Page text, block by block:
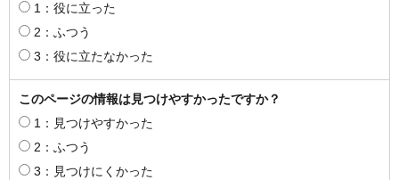
1：役に立った
2：ふつう
3：役に立たなかった
このページの情報は見つけやすかったですか？
1：見つけやすかった
2：ふつう
3：見つけにくかった